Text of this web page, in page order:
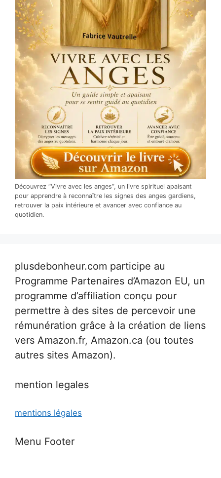
Découvrez “Vivre avec les anges”, un livre spirituel apaisant
pour apprendre à reconnaître les signes des anges gardiens,
retrouver la paix intérieure et avancer avec confiance au
quotidien.
plusdebonheur.com participe au
Programme Partenaires d’Amazon EU, un
programme d’affiliation conçu pour
permettre à des sites de percevoir une
rémunération grâce à la création de liens
vers Amazon.fr, Amazon.ca (ou toutes
autres sites Amazon).
mention legales
mentions légales
Menu Footer